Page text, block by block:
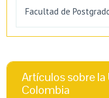
Facultad de
Artículos sobre la
Colombia